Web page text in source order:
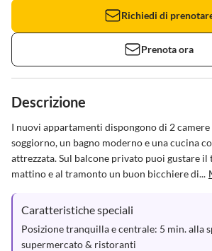
Richiedi di
Prenota ora
Descrizione
I nuovi appartamenti dispongono di 2 camere
soggiorno, un bagno moderno e una cucina
attrezzata. Sul balcone privato puoi gustare il
mattino e al tramonto un buon bicchiere di...
Caratteristiche speciali
Posizione tranquilla e centrale: 5 min. alla
supermercato & ristoranti